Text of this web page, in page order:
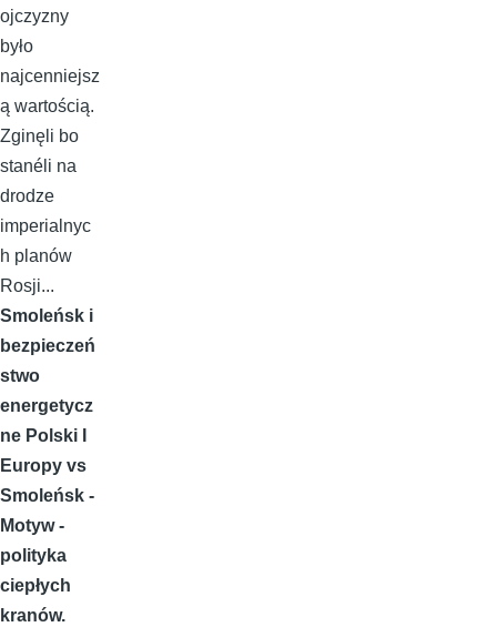
ojczyzny
było
najcenniejsz
ą wartością.
Zginęli bo
stanéli na
drodze
imperialnyc
h planów
Rosji...
Smoleńsk i
bezpieczeń
stwo
energetycz
ne Polski I
Europy vs
Smoleńsk -
Motyw -
polityka
ciepłych
kranów.